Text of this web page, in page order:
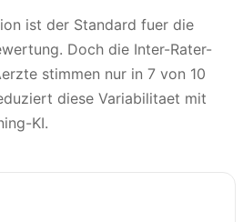
ist der Standard fuer die
Doch die Inter-Rater-
stimmen nur in 7 von 10
diese Variabilitaet mit
KI.